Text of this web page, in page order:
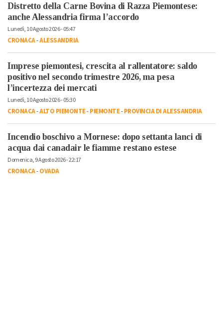
Distretto della Carne Bovina di Razza Piemontese:
anche Alessandria firma l’accordo
Lunedì, 10 Agosto 2026 - 05:47
CRONACA-ALESSANDRIA
Imprese piemontesi, crescita al rallentatore: saldo
positivo nel secondo trimestre 2026, ma pesa
l’incertezza dei mercati
Lunedì, 10 Agosto 2026 - 05:30
CRONACA-ALTO PIEMONTE-PIEMONTE-PROVINCIA DI ALESSANDRIA
Incendio boschivo a Mornese: dopo settanta lanci di
acqua dai canadair le fiamme restano estese
Domenica, 9 Agosto 2026 - 22:17
CRONACA-OVADA